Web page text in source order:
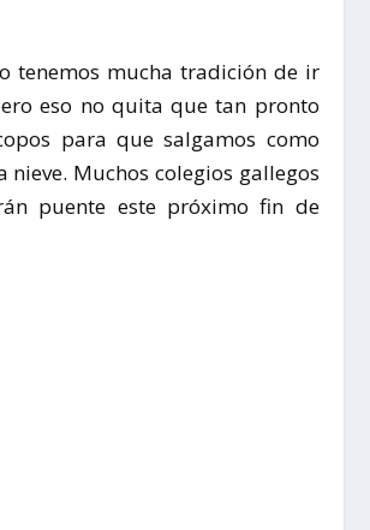
tenemos mucha tradición de ir
eso no quita que tan pronto
para que salgamos como
nieve. Muchos colegios gallegos
puente este próximo fin de